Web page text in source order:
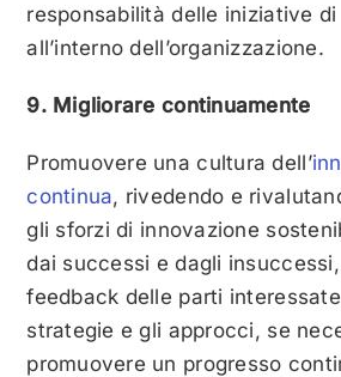
responsabilità delle iniziative
all’interno dell’organizzazione.
9. Migliorare continuamente
Promuovere una cultura dell’
continua, rivedendo e
gli sforzi di innovazione
dai successi e dagli
feedback delle parti
strategie e gli approcci, se
promuovere un progresso